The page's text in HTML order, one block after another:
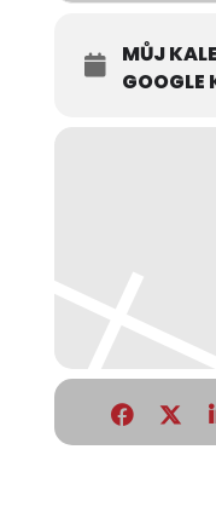
MŮJ
GOOGLE